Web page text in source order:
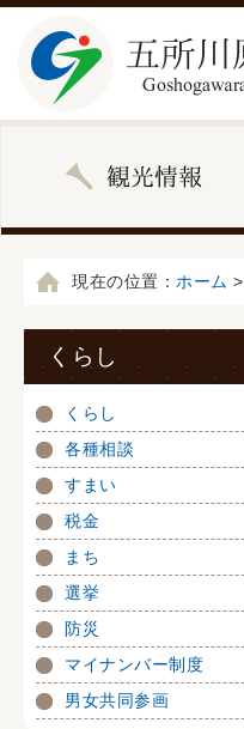
現在の位置： ホーム >
くらし
くらし
各種相談
すまい
税金
まち
選挙
防災
マイナンバー制度
男女共同参画